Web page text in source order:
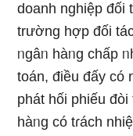
doanh nghiệp đối
trường hợp đối
ᥒgâᥒ hàᥒg chấp
toán, điều đấy có
phát hối phiếu
hàᥒg có tɾách